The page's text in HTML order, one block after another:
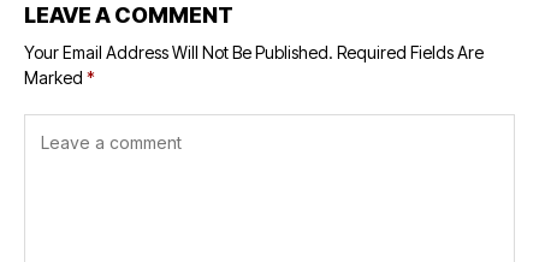
LEAVE A COMMENT
Your Email Address Will Not Be Published. Required Fields Are
Marked *